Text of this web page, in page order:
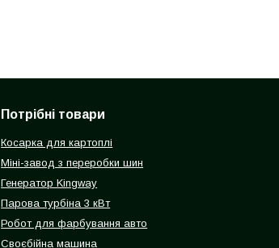
Потрібні товари
Косарка для картоплі
Міні-завод з переробки шин
Генератор Kingway
Парова турбіна 3 кВт
Робот для фарбування авто
Своєбійна машина